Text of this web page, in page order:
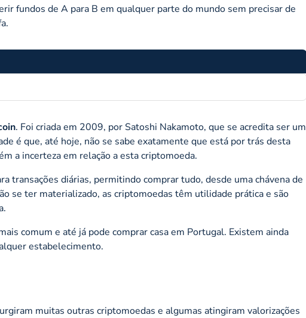
fundos de A para B em qualquer parte do mundo sem precisar de
. Foi criada em 2009, por Satoshi Nakamoto, que se acredita ser um
é que, até hoje, não se sabe exatamente que está por trás desta
a incerteza em relação a esta criptomoeda.
transações diárias, permitindo comprar tudo, desde uma chávena de
se ter materializado, as criptomoedas têm utilidade prática e são
comum e até já pode comprar casa em Portugal. Existem ainda
estabelecimento.
muitas outras criptomoedas e algumas atingiram valorizações